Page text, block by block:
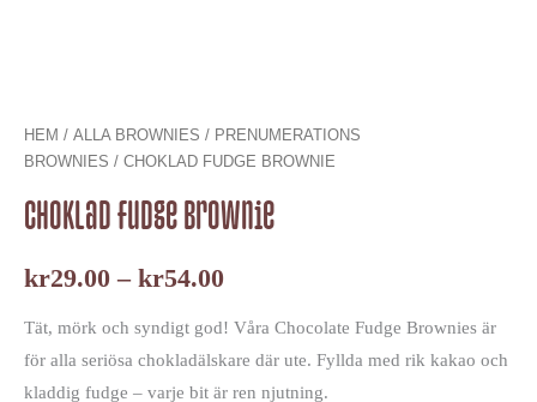
HEM / ALLA BROWNIES / PRENUMERATIONS
BROWNIES / CHOKLAD FUDGE BROWNIE
Choklad fudge brownie
kr29.00 – kr54.00
Tät, mörk och syndigt god! Våra Chocolate Fudge Brownies är
för alla seriösa chokladälskare där ute. Fyllda med rik kakao och
kladdig fudge – varje bit är ren njutning.